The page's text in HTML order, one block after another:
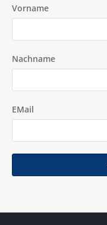
Vorname
Nachname
EMail